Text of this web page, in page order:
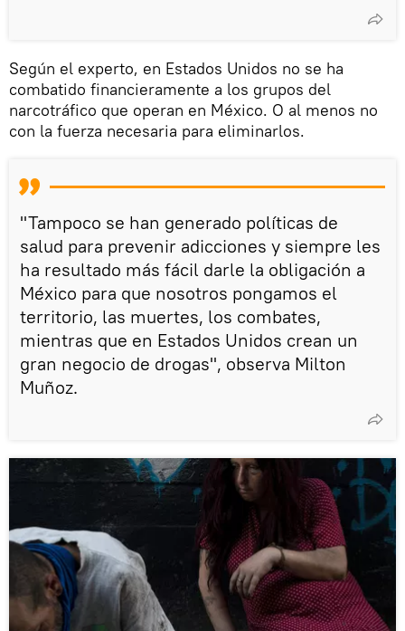
Según el experto, en Estados Unidos no se ha
combatido financieramente a los grupos del
narcotráfico que operan en México. O al menos no
con la fuerza necesaria para eliminarlos.
"Tampoco se han generado políticas de
salud para prevenir adicciones y siempre les
ha resultado más fácil darle la obligación a
México para que nosotros pongamos el
territorio, las muertes, los combates,
mientras que en Estados Unidos crean un
gran negocio de drogas", observa Milton
Muñoz.